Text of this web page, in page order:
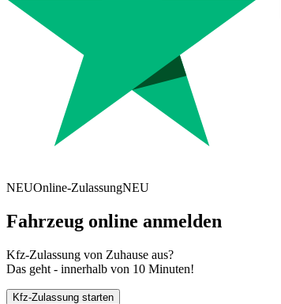
NEUOnline-ZulassungNEU
Fahrzeug online anmelden
Kfz-Zulassung von Zuhause aus?
Das geht - innerhalb von 10 Minuten!
Kfz-Zulassung starten